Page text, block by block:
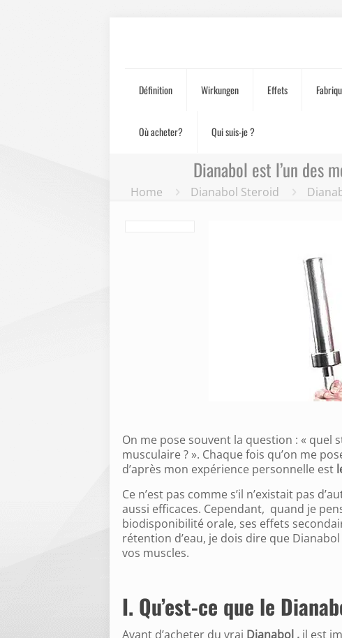
Définition Wirkungen Effets
Où acheter? Qui suis-je ?
Dianabol est l’un des
Home Dianabol Steroid
On me pose souvent la question : «
musculaire ? ». Chaque fois qu’on me
d’après mon expérience personnelle est
Ce n’est pas comme s’il n’existait pas
aussi efficaces. Cependant, quand je
biodisponibilité orale, ses effets
rétention d’eau, je dois dire que
vos muscles.
I. Qu’est-ce que le
Avant d’acheter du vrai Dianabol ,il est